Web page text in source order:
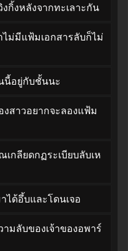
กิ้งหลังจากทะเลาะกัน
ม่มีแฟ้มเอกสารลับก็ไม่
นี้อยู่กับชั้นนะ
สาวอยากจะลองแฟ้ม
กลียดกฏระเบียบลับเห
ได้อึ้บและโดนเจอ
มลับของเจ้าของอพาร์